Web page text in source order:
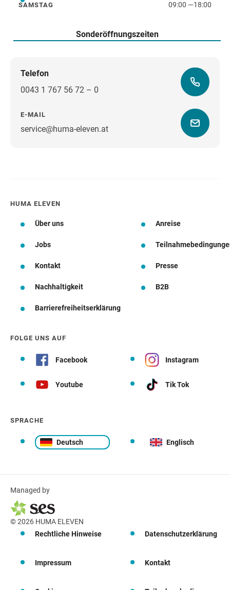
Samstag
SAMSTAG 09:00 —18:00
Sonderöffnungszeiten
Telefon
0043 1 767 56 72 – 0
E-MAIL
service@huma-eleven.atWegbeschreibung
HUMA ELEVEN
Über uns Anreise
Jobs
Kontakt Presse
Nachhaltigkeit B2B
Barrierefreiheitserklärung
FOLGE UNS AUF
Facebook Instagram
Youtube Tik Tok
SPRACHE
Deutsch Englisch
Managed by
© 2026 HUMA ELEVEN
Rechtliche Hinweise
Datenschutzerklärung
Impressum Kontakt